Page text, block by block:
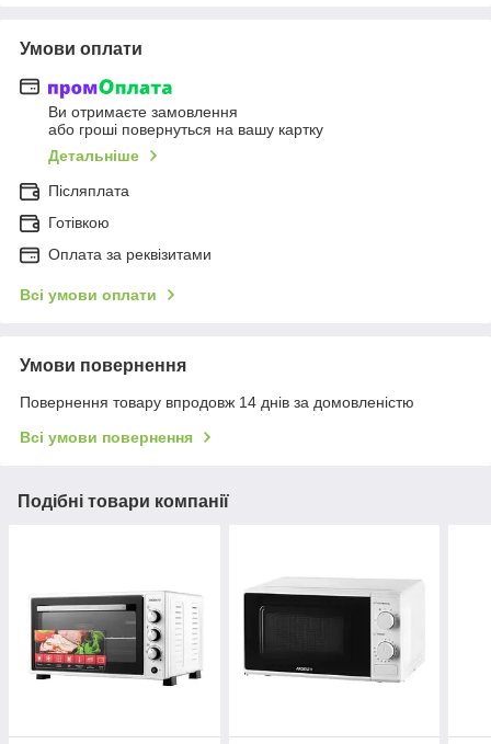
Умови оплати
Ви отримаєте замовлення
або гроші повернуться на вашу картку
Детальніше
Післяплата
Готівкою
Оплата за реквізитами
Всі умови оплати
Умови повернення
Повернення товару впродовж 14 днів за домовленістю
Всі умови повернення
Подібні товари компанії